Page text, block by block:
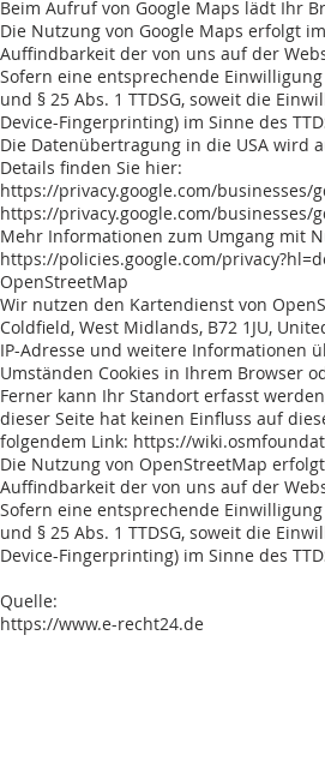
Beim Aufruf von Google Maps lädt Ihr
Die Nutzung von Google Maps erfolgt
Auffindbarkeit der von uns auf der
Sofern eine entsprechende
und § 25 Abs. 1 TTDSG, soweit die
Device-Fingerprinting) im Sinne des
Die Datenübertragung in die USA wird
Details finden Sie hier:
https://privacy.google.com/
https://privacy.google.com/businesses/
Mehr Informationen zum Umgang mit
https://policies.google.com/
OpenStreetMap
Wir nutzen den Kartendienst von
Coldfield, West Midlands, B72 1JU,
IP-Adresse und weitere Informationen
Umständen Cookies in Ihrem Browser
Ferner kann Ihr Standort erfasst
dieser Seite hat keinen Einfluss auf
folgendem Link: https://
Die Nutzung von OpenStreetMap
Auffindbarkeit der von uns auf der
Sofern eine entsprechende
und § 25 Abs. 1 TTDSG, soweit die
Device-Fingerprinting) im Sinne des
Quelle:
https://www.e-recht24.de